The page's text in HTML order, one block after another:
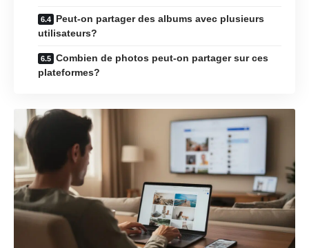
Peut-on partager des albums avec plusieurs
utilisateurs?
Combien de photos peut-on partager sur ces
plateformes?